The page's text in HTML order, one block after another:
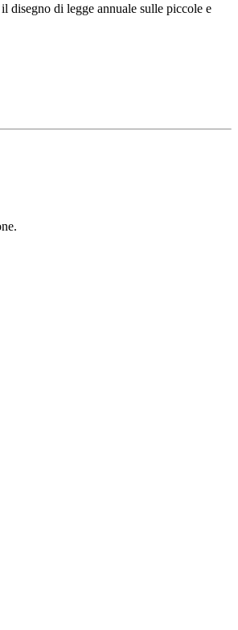
disegno di legge annuale sulle piccole e